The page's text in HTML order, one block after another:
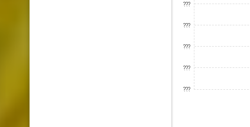
???
???
???
???
???